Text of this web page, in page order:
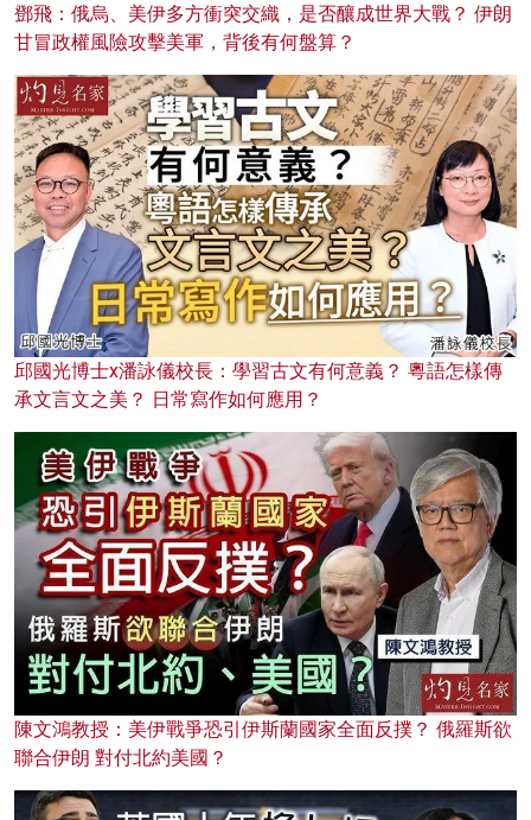
鄧飛：俄烏、美伊多方衝突交織，是否釀成世界大戰？ 伊朗
甘冒政權風險攻擊美軍，背後有何盤算？
邱國光博士x潘詠儀校長：學習古文有何意義？ 粵語怎樣傳
承文言文之美？ 日常寫作如何應用？
陳文鴻教授：美伊戰爭恐引伊斯蘭國家全面反撲？ 俄羅斯欲
聯合伊朗 對付北約美國？